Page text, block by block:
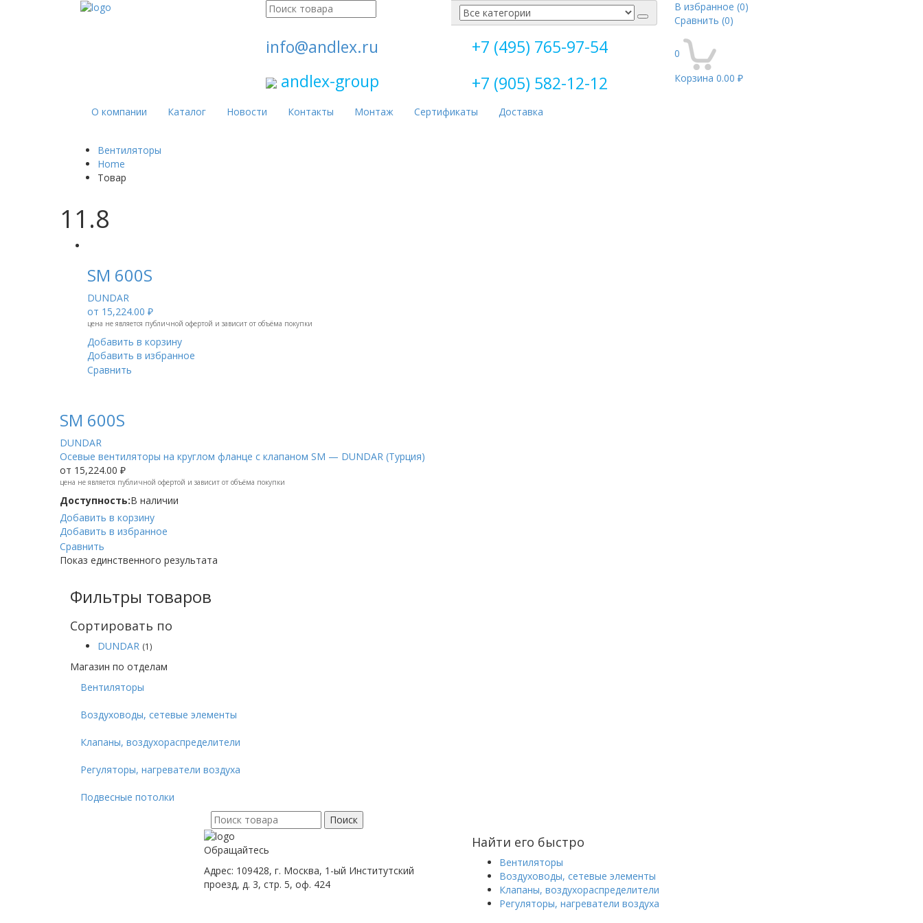
Поиск
для:
info@andlex.ru
andlex-group
+7 (495) 765-97-54
+7 (905) 582-12-12
В избранное (0)
Сравнить (0)
0
Корзина 0.00 ₽
О компании Каталог Новости Контакты Монтаж Сертификаты Доставка
Вентиляторы
Home
Товар
11.8
SM 600S
DUNDAR
от 15,224.00 ₽
цена не является публичной офертой и зависит от объёма покупки
Добавить в корзину
Добавить в избранное
Сравнить
SM 600S
DUNDAR
Осевые вентиляторы на круглом фланце с клапаном SM — DUNDAR (Турция)
от 15,224.00 ₽
цена не является публичной офертой и зависит от объёма покупки
Доступность:В наличии
Добавить в корзину
Добавить в избранное
Сравнить
Показ единственного результата
Фильтры товаров
Сортировать по
DUNDAR (1)
Магазин по отделам
Вентиляторы
Воздуховоды, сетевые элементы
Клапаны, воздухораспределители
Регуляторы, нагреватели воздуха
Подвесные потолки
Поиск
для:
Поиск
Обращайтесь
Адрес: 109428, г. Москва, 1-ый Институтский
проезд, д. 3, стр. 5, оф. 424
Найти его быстро
Вентиляторы
Воздуховоды, сетевые элементы
Клапаны, воздухораспределители
Регуляторы, нагреватели воздуха